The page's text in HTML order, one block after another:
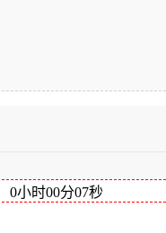
0小时00分08秒